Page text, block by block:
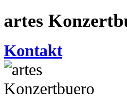
artes
Kontakt